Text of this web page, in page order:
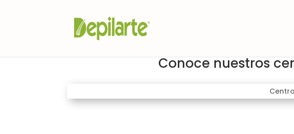
Conoce nuestros